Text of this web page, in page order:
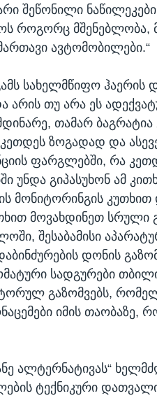
შეწონილი
როგორც მშენებლობა,
ავტომობილები.“
სახელმწიფო ჰაერის
არის თუ არა ეს
თამარ ბაგრატია
ზოგადად და
ფარგლებში, რა
უნდა გიპასუხონ ამ
მონიტორინგის კუთხით
მოვახდინეთ სრული
შესაბამისი
დონის
სადგურები
გაზომვებს,
იმის თაობაზე,
ალტერნატივას“
ტექნიკური